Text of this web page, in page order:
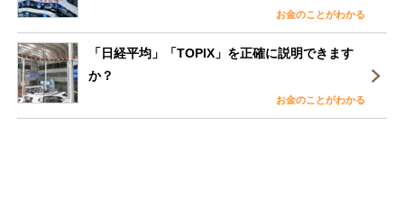
お金のことがわかる
「日経平均」「TOPIX」を正確に説明できます
か？
お金のことがわかる